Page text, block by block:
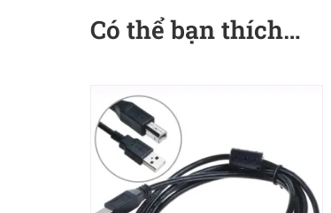
Có thể bạn thích…